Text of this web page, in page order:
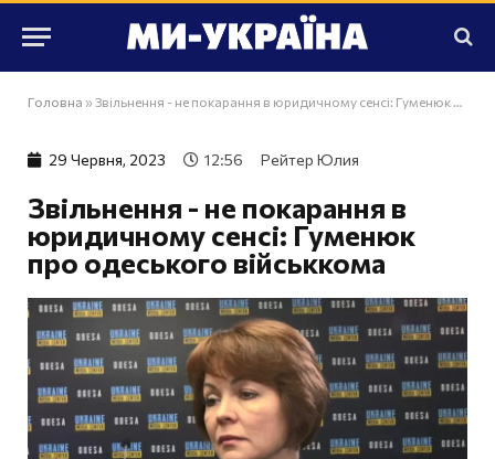
Головна » Звільнення - не покарання в юридичному сенсі: Гуменюк про одеського військкома
29 Червня, 2023 12:56 Рейтер Юлия
Звільнення - не покарання в
юридичному сенсі: Гуменюк
про одеського військкома